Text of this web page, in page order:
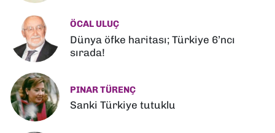
ÖCAL ULUÇ
Dünya öfke haritası; Türkiye 6’ncı
sırada!
PINAR TÜRENÇ
Sanki Türkiye tutuklu